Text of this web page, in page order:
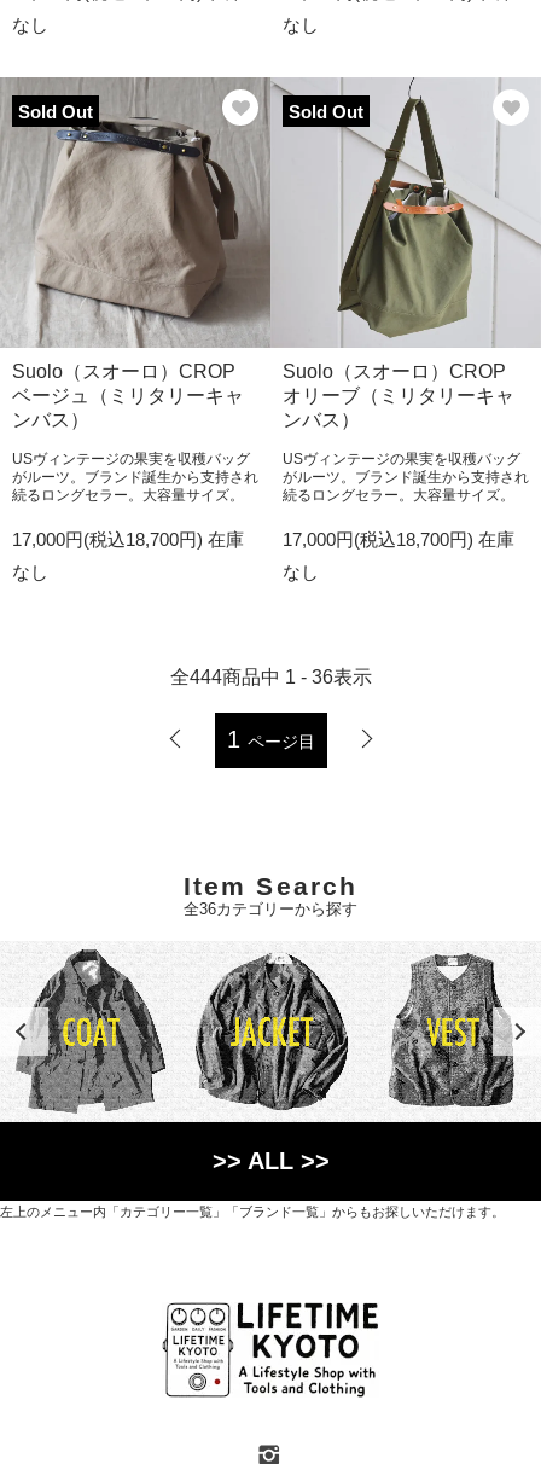
なし
なし
Sold Out
Suolo（スオーロ）CROP
ベージュ（ミリタリーキャ
ンバス）
USヴィンテージの果実を収穫バッグ
がルーツ。ブランド誕生から支持され
続るロングセラー。大容量サイズ。
17,000円(税込18,700円) 在庫
なし
Sold Out
Suolo（スオーロ）CROP
オリーブ（ミリタリーキャ
ンバス）
USヴィンテージの果実を収穫バッグ
がルーツ。ブランド誕生から支持され
続るロングセラー。大容量サイズ。
17,000円(税込18,700円) 在庫
なし
全444商品中 1 - 36表示
1 ページ目
Item Search
全36カテゴリーから探す
>> ALL >>
左上のメニュー内「カテゴリー一覧」「ブランド一覧」からもお探しいただけます。
オリジナルを含むファッションアイテムが中心の
京都・紫野にあるライフスタイルショップです。
京都府京都市北区紫野上築山町21（1階と2階）
定休日 / 水・日曜